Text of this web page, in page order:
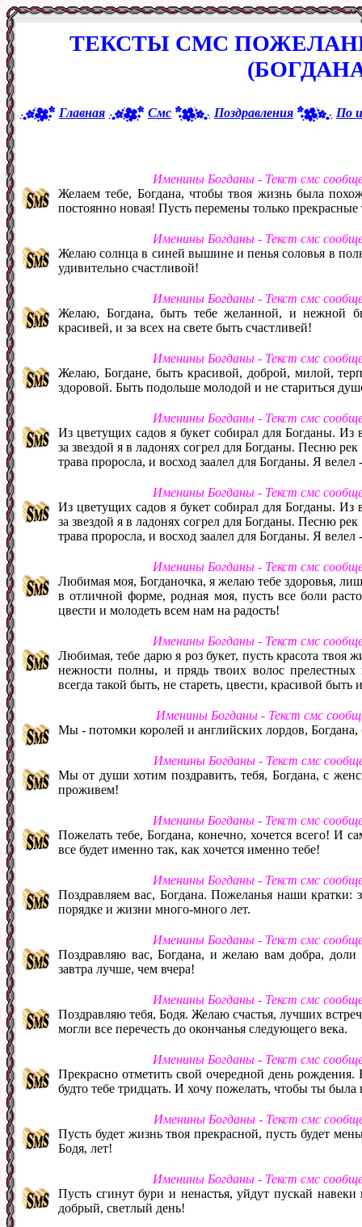
ТЕКСТЫ СМС
Главная Смс Поздравления По
Именины Богданы - Текст смс
Желаем тебе, Богдана, чтобы твоя жизнь была
постоянно новая! Пусть перемены только
Именины Богданы - Текст смс
Желаю солнца в синей вышине и пенья соловья в
удивительно счастливой!
Именины Богданы - Текст смс
Желаю, Богдана, быть тебе желанной, и нежной
красивей, и за всех на свете быть счастливей!
Именины Богданы - Текст смс
Желаю, Богдане, быть красивой, доброй, милой,
здоровой. Быть подольше молодой и не стариться
Именины Богданы - Текст смс
Из цветущих садов я букет собирал для Богданы.
за звездой я в ладонях согрел для Богданы. Песню
трава проросла, и восход заалел для Богданы. Я
Именины Богданы - Текст смс
Из цветущих садов я букет собирал для Богданы.
за звездой я в ладонях согрел для Богданы. Песню
трава проросла, и восход заалел для Богданы. Я
Именины Богданы - Текст смс
Любимая моя, Богданочка, я желаю тебе здоровья,
в отличной форме, родная моя, пусть все боли
цвести и молодеть всем нам на радость!
Именины Богданы - Текст смс
Любимая, тебе дарю я роз букет, пусть красота твоя
нежности полны, и прядь твоих волос
всегда такой быть, не стареть, цвести, красивой
Именины Богданы - Текст смс
Мы - потомки королей и английских лордов, Богдана,
Именины Богданы - Текст смс
Мы от души хотим поздравить, тебя, Богдана, с
проживем!
Именины Богданы - Текст смс
Пожелать тебе, Богдана, конечно, хочется всего! И
все будет именно так, как хочется именно тебе!
Именины Богданы - Текст смс
Поздравляем вас, Богдана. Пожеланья наши кратки:
порядке и жизни много-много лет.
Именины Богданы - Текст смс
Поздравляю вас, Богдана, и желаю вам добра,
завтра лучше, чем вчера!
Именины Богданы - Текст смс
Поздравляю тебя, Бодя. Желаю счастья, лучших
могли все перечесть до окончанья следующего века.
Именины Богданы - Текст смс
Прекрасно отметить свой очередной день
будто тебе тридцать. И хочу пожелать, чтобы ты
Именины Богданы - Текст смс
Пусть будет жизнь твоя прекрасной, пусть будет
Бодя, лет!
Именины Богданы - Текст смс
Пусть сгинут бури и ненастья, уйдут пускай
добрый, светлый день!